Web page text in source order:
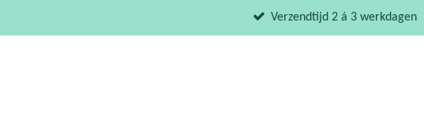
direct
Verzendtijd 2 á 3 werkdagen